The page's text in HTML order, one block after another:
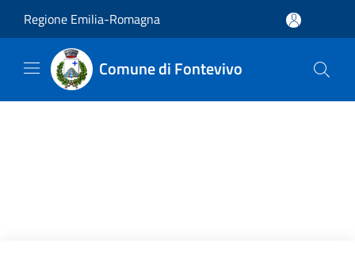
Regione Emilia-Romagna
Comune di Fontevivo